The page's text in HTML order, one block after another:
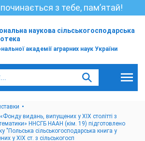
з тебе, пам’ятай!
наукова сільськогосподарська
академії аграрних наук України
видань, випущених у ХІХ столітті з
тематики» ННСГБ НААН (кім. 19) підготовлено
"Польська сільськогосподарська книга у
у ХІХ ст. з сільськогосп